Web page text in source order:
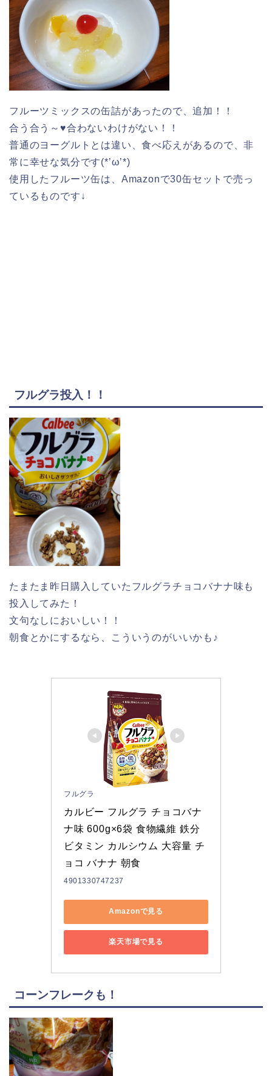
フルーツミックスの缶詰があったので、追加！！
合う合う～♥合わないわけがない！！
普通のヨーグルトとは違い、食べ応えがあるので、非
常に幸せな気分です(*’ω’*)
使用したフルーツ缶は、Amazonで30缶セットで売っ
ているものです↓
フルグラ投入！！
たまたま昨日購入していたフルグラチョコバナナ味も
投入してみた！
文句なしにおいしい！！
朝食とかにするなら、こういうのがいいかも♪
フルグラ
カルビー フルグラ チョコバナ
ナ味 600g×6袋 食物繊維 鉄分
ビタミン カルシウム 大容量 チ
ョコ バナナ 朝食
4901330747237
Amazonで見る
楽天市場で見る
コーンフレークも！